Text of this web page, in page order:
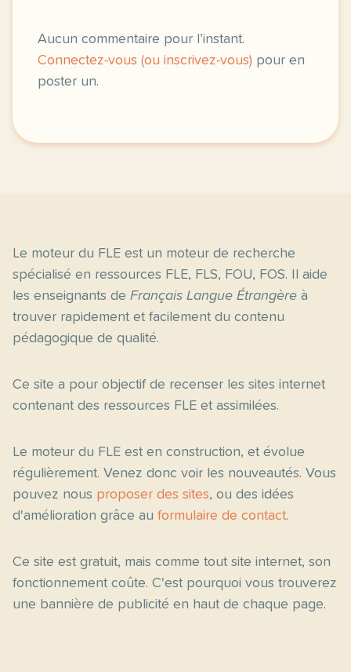
Aucun commentaire pour l’instant.
Connectez-vous (ou inscrivez-vous) pour en
poster un.
Le moteur du FLE est un moteur de recherche
spécialisé en ressources FLE, FLS, FOU, FOS. Il aide
les enseignants de Français Langue Étrangère à
trouver rapidement et facilement du contenu
pédagogique de qualité.
Ce site a pour objectif de recenser les sites internet
contenant des ressources FLE et assimilées.
Le moteur du FLE est en construction, et évolue
régulièrement. Venez donc voir les nouveautés. Vous
pouvez nous proposer des sites, ou des idées
d'amélioration grâce au formulaire de contact.
Ce site est gratuit, mais comme tout site internet, son
fonctionnement coûte. C'est pourquoi vous trouverez
une bannière de publicité en haut de chaque page.